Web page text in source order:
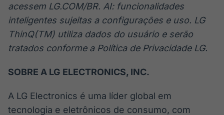
acessem LG.COM/BR. AI: funcionalidades
inteligentes sujeitas a configurações e uso. LG
ThinQ(TM) utiliza dados do usuário e serão
tratados conforme a Política de Privacidade LG.
SOBRE A LG ELECTRONICS, INC.
A LG Electronics é uma líder global em
tecnologia e eletrônicos de consumo, com